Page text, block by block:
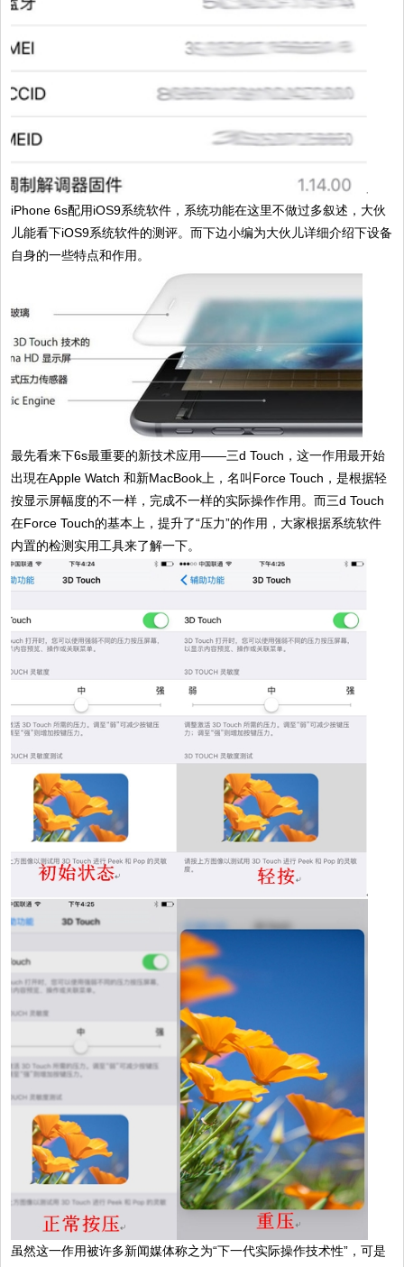
iPhone 6s配用iOS9系统软件，系统功能在这里不做过多叙述，大伙
儿能看下iOS9系统软件的测评。而下边小编为大伙儿详细介绍下设备
自身的一些特点和作用。
最先看来下6s最重要的新技术应用——三d Touch，这一作用最开始
出現在Apple Watch 和新MacBook上，名叫Force Touch，是根据轻
按显示屏幅度的不一样，完成不一样的实际操作作用。而三d Touch
在Force Touch的基本上，提升了“压力”的作用，大家根据系统软件
内置的检测实用工具来了解一下。
虽然这一作用被许多新闻媒体称之为“下一代实际操作技术性”，可是